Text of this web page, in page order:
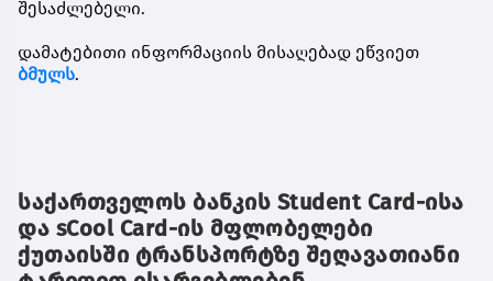
შესაძლებელი.
დამატებითი ინფორმაციის მისაღებად ეწვიეთ
ბმულს.
საქართველოს ბანკის Student Card-ისა
და sCool Card-ის მფლობელები
ქუთაისში ტრანსპორტზე შეღავათიანი